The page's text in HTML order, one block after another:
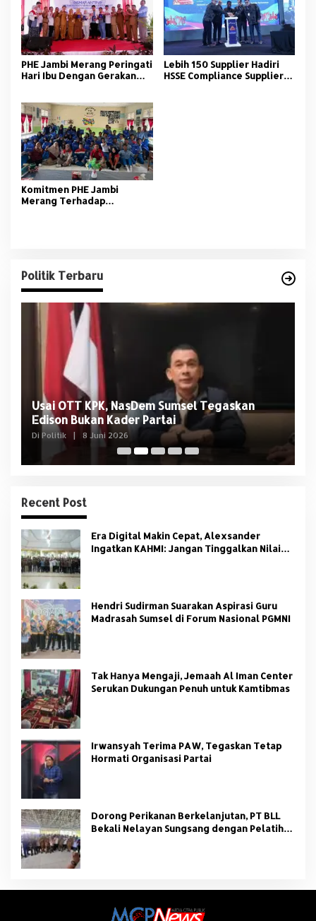
PHE Jambi Merang Peringati
Hari Ibu Dengan Gerakan
Lebih 150 Supplier Hadiri
HSSE Compliance Supplier
Komitmen PHE Jambi
Merang Terhadap
Politik Terbaru
Usai OTT KPK, NasDem Sumsel Tegaskan
Edison Bukan Kader Partai
Di Politik 8 Juni 2026
Recent Post
Era Digital Makin Cepat, Alexsander
Ingatkan KAHMI: Jangan Tinggalkan Nilai
Hendri Sudirman Suarakan Aspirasi Guru
Madrasah Sumsel di Forum Nasional PGMNI
Tak Hanya Mengaji, Jemaah Al Iman Center
Serukan Dukungan Penuh untuk Kamtibmas
Irwansyah Terima PAW, Tegaskan Tetap
Hormati Organisasi Partai
Dorong Perikanan Berkelanjutan, PT BLL
Bekali Nelayan Sungsang dengan Pelatihan